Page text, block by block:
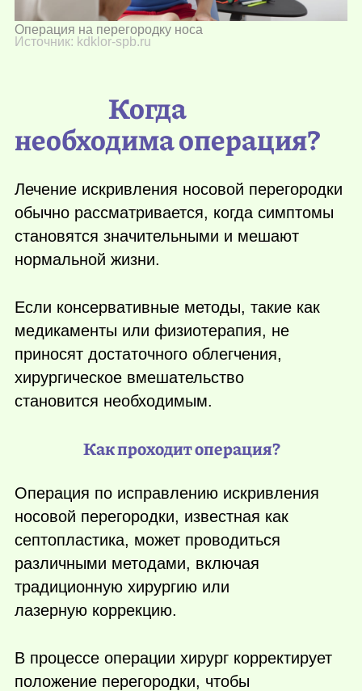
Операция на перегородку носа
Источник: kdklor-spb.ru
Когда
необходима операция?
Лечение искривления носовой перегородки
обычно рассматривается, когда симптомы
становятся значительными и мешают
нормальной жизни.
Если консервативные методы, такие как
медикаменты или физиотерапия, не
приносят достаточного облегчения,
хирургическое вмешательство
становится необходимым.
Как проходит операция?
Операция по исправлению искривления
носовой перегородки, известная как
септопластика, может проводиться
различными методами, включая
традиционную хирургию или
лазерную коррекцию.
В процессе операции хирург корректирует
положение перегородки, чтобы